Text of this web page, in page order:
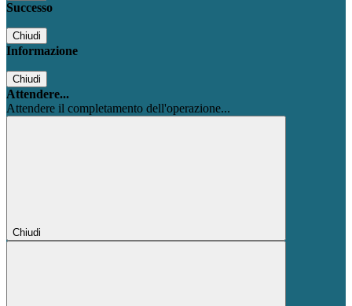
Successo
Chiudi
Informazione
Chiudi
Attendere...
Attendere il completamento dell'operazione...
Chiudi